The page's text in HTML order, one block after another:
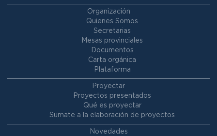
Organización
Quienes Somos
Secretarias
Mesas provinciales
Documentos
Carta orgánica
Plataforma
Proyectar
Proyectos presentados
Qué es proyectar
Sumate a la elaboración de proyectos
Novedades